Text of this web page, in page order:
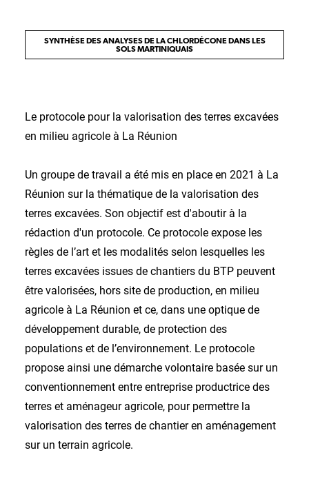
SYNTHÈSE DES ANALYSES DE LA CHLORDÉCONE DANS LES
SOLS MARTINIQUAIS
Le protocole pour la valorisation des terres excavées
en milieu agricole à La Réunion
Un groupe de travail a été mis en place en 2021 à La
Réunion sur la thématique de la valorisation des
terres excavées. Son objectif est d'aboutir à la
rédaction d'un protocole. Ce protocole expose les
règles de l’art et les modalités selon lesquelles les
terres excavées issues de chantiers du BTP peuvent
être valorisées, hors site de production, en milieu
agricole à La Réunion et ce, dans une optique de
développement durable, de protection des
populations et de l’environnement. Le protocole
propose ainsi une démarche volontaire basée sur un
conventionnement entre entreprise productrice des
terres et aménageur agricole, pour permettre la
valorisation des terres de chantier en aménagement
sur un terrain agricole.